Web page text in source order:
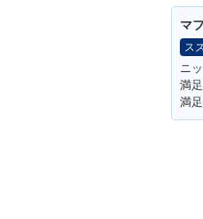
マ
ス
ニ
満
満